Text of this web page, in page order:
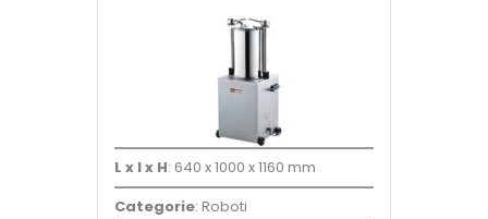
L x l x H: 640 x 1000 x 1160 mm
Categorie: Roboti